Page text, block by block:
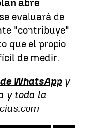
abre
evaluará de
"contribuye"
que el propio
de medir.
WhatsAppy
y toda la